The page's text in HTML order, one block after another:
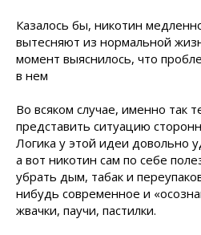
Казалось бы, никотин
вытесняют из нормальной
момент выяснилось, что
в нем
Во всяком случае, именно так
представить ситуацию
Логика у этой идеи довольно
а вот никотин сам по себе
убрать дым, табак и
нибудь современное и
жвачки, паучи, пастилки.